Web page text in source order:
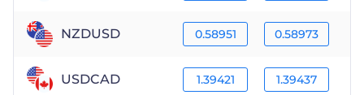
NZDUSD 0.58951 0.58973
USDCAD 1.39421 1.39437